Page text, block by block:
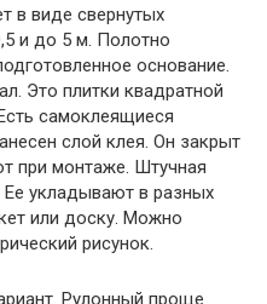
в виде свернутых
и до 5 м. Полотно
основание.
Это плитки квадратной
самоклеящиеся
слой клея. Он закрыт
при монтаже. Штучная
Ее укладывают в разных
или доску. Можно
рисунок.
Рулонный проще